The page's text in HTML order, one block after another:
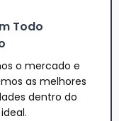
Todo
o mercado e
as melhores
dentro do